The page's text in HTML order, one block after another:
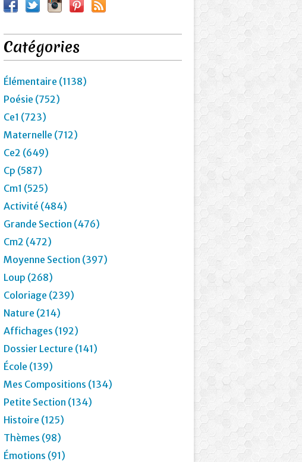
Catégories
Élémentaire (1138)
Poésie (752)
Ce1 (723)
Maternelle (712)
Ce2 (649)
Cp (587)
Cm1 (525)
Activité (484)
Grande Section (476)
Cm2 (472)
Moyenne Section (397)
Loup (268)
Coloriage (239)
Nature (214)
Affichages (192)
Dossier Lecture (141)
École (139)
Mes Compositions (134)
Petite Section (134)
Histoire (125)
Thèmes (98)
Émotions (91)